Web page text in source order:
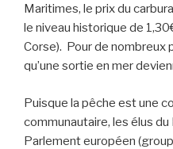
Maritimes, le prix du
le niveau historique de
Corse). Pour de nombreux
qu’une sortie en mer
Puisque la pêche est une
communautaire, les élus
Parlement européen